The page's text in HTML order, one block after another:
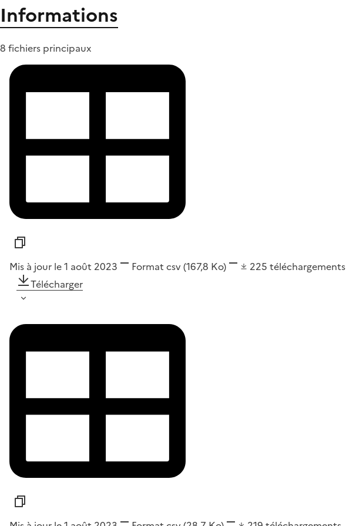
Informations
8 fichiers principaux
Mis à jour le 1 août 2023 Format csv(167,8 Ko) 225 téléchargements
Télécharger